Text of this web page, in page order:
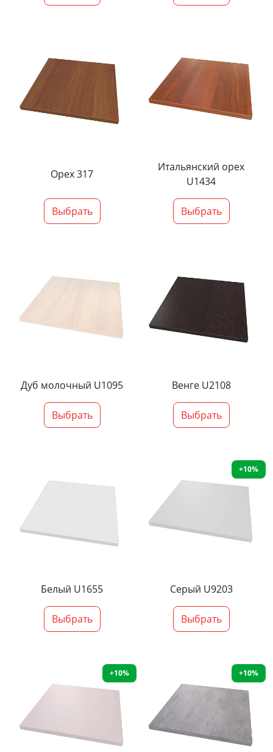
Орех 317
Выбрать
Итальянский орех
U1434
Выбрать
Дуб молочный U1095
Выбрать
Венге U2108
Выбрать
Белый U1655
Выбрать
+10%
Серый U9203
Выбрать
+10% +10%